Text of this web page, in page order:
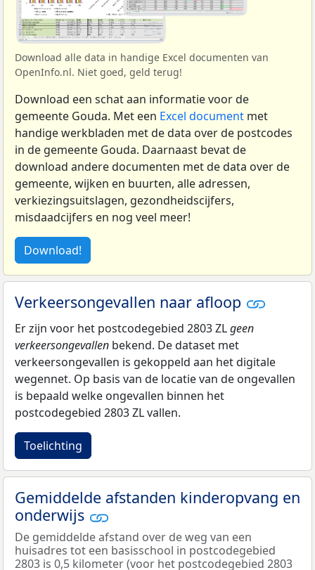
Download alle data in handige Excel documenten van
OpenInfo.nl. Niet goed, geld terug!
Download een schat aan informatie voor de
gemeente Gouda. Met een Excel document met
handige werkbladen met de data over de postcodes
in de gemeente Gouda. Daarnaast bevat de
download andere documenten met de data over de
gemeente, wijken en buurten, alle adressen,
verkiezingsuitslagen, gezondheidscijfers,
misdaadcijfers en nog veel meer!
Download!
Verkeersongevallen naar afloop
Er zijn voor het postcodegebied 2803 ZLgeen
verkeersongevallen bekend. De dataset met
verkeersongevallen is gekoppeld aan het digitale
wegennet. Op basis van de locatie van de ongevallen
is bepaald welke ongevallen binnen het
postcodegebied 2803 ZL vallen.
Toelichting
Gemiddelde afstanden kinderopvang en
onderwijs
De gemiddelde afstand over de weg van een
huisadres tot een basisschool in postcodegebied
2803 is 0,5 kilometer (voor het postcodegebied 2803